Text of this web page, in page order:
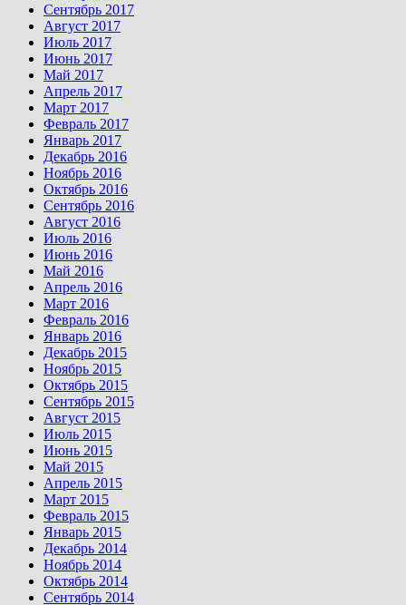
Сентябрь 2017
Август 2017
Июль 2017
Июнь 2017
Май 2017
Апрель 2017
Март 2017
Февраль 2017
Январь 2017
Декабрь 2016
Ноябрь 2016
Октябрь 2016
Сентябрь 2016
Август 2016
Июль 2016
Июнь 2016
Май 2016
Апрель 2016
Март 2016
Февраль 2016
Январь 2016
Декабрь 2015
Ноябрь 2015
Октябрь 2015
Сентябрь 2015
Август 2015
Июль 2015
Июнь 2015
Май 2015
Апрель 2015
Март 2015
Февраль 2015
Январь 2015
Декабрь 2014
Ноябрь 2014
Октябрь 2014
Сентябрь 2014